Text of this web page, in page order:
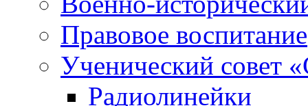
Правовое воспитание
Ученический совет
Радиолинейки